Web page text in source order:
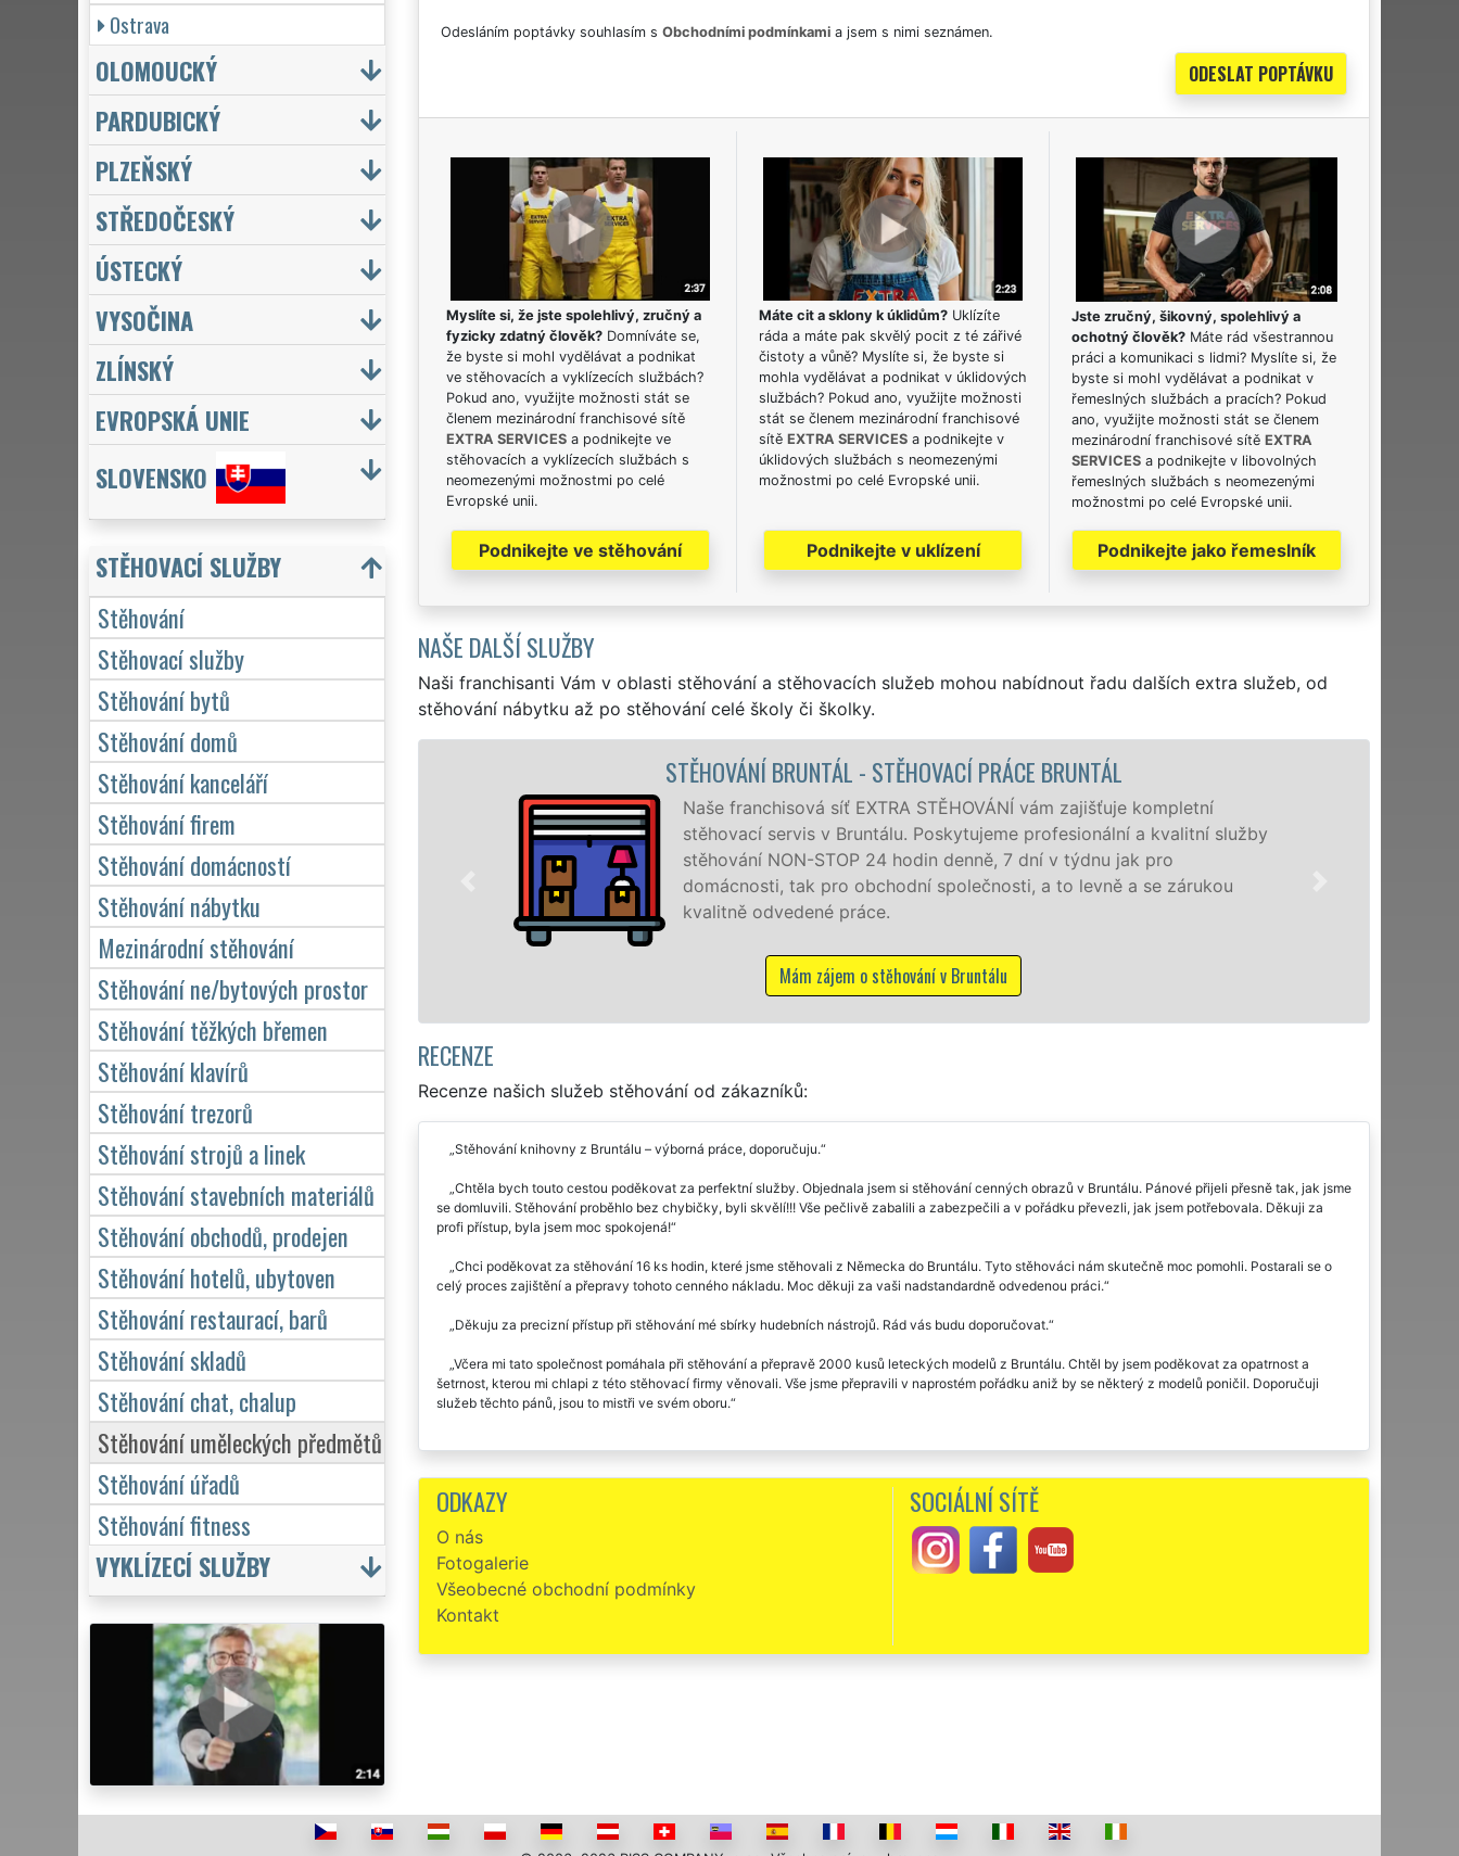
Odesláním poptávky souhlasím s Obchodními podmínkamia jsem s nimi seznámen.
Myslíte si, že jste spolehlivý, zručný a
fyzicky zdatný člověk?Domníváte se,
že byste si mohl vydělávat a podnikat
ve stěhovacích a vyklízecích službách?
Pokud ano, využijte možnosti stát se
členem mezinárodní franchisové sítě
EXTRA SERVICESa podnikejte ve
stěhovacích a vyklízecích službách s
neomezenými možnostmi po celé
Evropské unii.
Podnikejte ve stěhování
Máte cit a sklony k úklidům?Uklízíte
ráda a máte pak skvělý pocit z té zářivé
čistoty a vůně? Myslíte si, že byste si
mohla vydělávat a podnikat v úklidových
službách? Pokud ano, využijte možnosti
stát se členem mezinárodní franchisové
sítě EXTRA SERVICESa podnikejte v
úklidových službách s neomezenými
možnostmi po celé Evropské unii.
Podnikejte v uklízení
Jste zručný, šikovný, spolehlivý a
ochotný člověk? Máte rád všestrannou
práci a komunikaci s lidmi? Myslíte si, že
byste si mohl vydělávat a podnikat v
řemeslných službách a pracích? Pokud
ano, využijte možnosti stát se členem
mezinárodní franchisové sítě EXTRA
SERVICES a podnikejte v libovolných
řemeslných službách s neomezenými
možnostmi po celé Evropské unii.
Podnikejte jako řemeslník
NAŠE DALŠÍ SLUŽBY
Naši franchisanti Vám v oblasti stěhování a stěhovacích služeb mohou nabídnout řadu dalších extra služeb, od
stěhování nábytku až po stěhování celé školy či školky.
STĚHOVÁNÍ BRUNTÁL - STĚHOVACÍ PRÁCE BRUNTÁL
Naše franchisová síť EXTRA STĚHOVÁNÍ vám zajišťuje kompletní
stěhovací servis v Bruntálu. Poskytujeme profesionální a kvalitní služby
stěhování NON-STOP 24 hodin denně, 7 dní v týdnu jak pro
domácnosti, tak pro obchodní společnosti, a to levně a se zárukou
kvalitně odvedené práce.
RECENZE
Recenze našich služeb stěhování od zákazníků:
Stěhování knihovny z Bruntálu – výborná práce, doporučuju.
Chtěla bych touto cestou poděkovat za perfektní služby. Objednala jsem si stěhování cenných obrazů v Bruntálu. Pánové přijeli přesně tak, jak jsme
se domluvili. Stěhování proběhlo bez chybičky, byli skvělí!!! Vše pečlivě zabalili a zabezpečili a v pořádku převezli, jak jsem potřebovala. Děkuji za
profi přístup, byla jsem moc spokojená!
Chci poděkovat za stěhování 16 ks hodin, které jsme stěhovali z Německa do Bruntálu. Tyto stěhováci nám skutečně moc pomohli. Postarali se o
celý proces zajištění a přepravy tohoto cenného nákladu. Moc děkuji za vaši nadstandardně odvedenou práci.
Děkuju za precizní přístup při stěhování mé sbírky hudebních nástrojů. Rád vás budu doporučovat.
Včera mi tato společnost pomáhala při stěhování a přepravě 2000 kusů leteckých modelů z Bruntálu. Chtěl by jsem poděkovat za opatrnost a
šetrnost, kterou mi chlapi z této stěhovací firmy věnovali. Vše jsme přepravili v naprostém pořádku aniž by se některý z modelů poničil. Doporučuji
služeb těchto pánů, jsou to mistři ve svém oboru.
ODKAZY
O nás
Fotogalerie
Všeobecné obchodní podmínky
Kontakt
SOCIÁLNÍ SÍTĚ
Ostrava
OLOMOUCKÝ
PARDUBICKÝ
PLZEŇSKÝ
STŘEDOČESKÝ
ÚSTECKÝ
VYSOČINA
ZLÍNSKÝ
EVROPSKÁ UNIE
SLOVENSKO
STĚHOVACÍ SLUŽBY
Stěhování
Stěhovací služby
Stěhování bytů
Stěhování domů
Stěhování kanceláří
Stěhování firem
Stěhování domácností
Stěhování nábytku
Mezinárodní stěhování
Stěhování ne/bytových prostor
Stěhování těžkých břemen
Stěhování klavírů
Stěhování trezorů
Stěhování strojů a linek
Stěhování stavebních materiálů
Stěhování obchodů, prodejen
Stěhování hotelů, ubytoven
Stěhování restaurací, barů
Stěhování skladů
Stěhování chat, chalup
Stěhování uměleckých předmětů
Stěhování úřadů
Stěhování fitness
VYKLÍZECÍ SLUŽBY